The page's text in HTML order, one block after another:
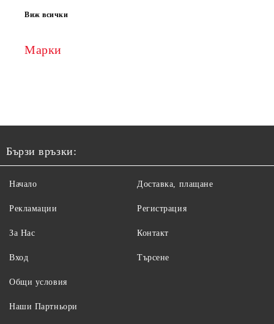
Виж всички
Марки
Бързи връзки:
Начало
Рекламации
За Нас
Вход
Доставка, плащане
Регистрация
Контакт
Търсене
Общи условия
Наши Партньори